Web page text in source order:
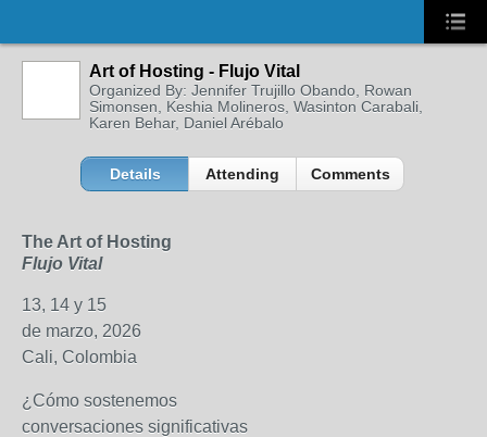
Art of Hosting - Flujo Vital
Organized By: Jennifer Trujillo Obando, Rowan
Simonsen, Keshia Molineros, Wasinton Carabali,
Karen Behar, Daniel Arébalo
Details Attending Comments
The Art of Hosting
Flujo Vital
13, 14 y 15
de marzo, 2026
Cali, Colombia
¿Cómo sostenemos
conversaciones significativas